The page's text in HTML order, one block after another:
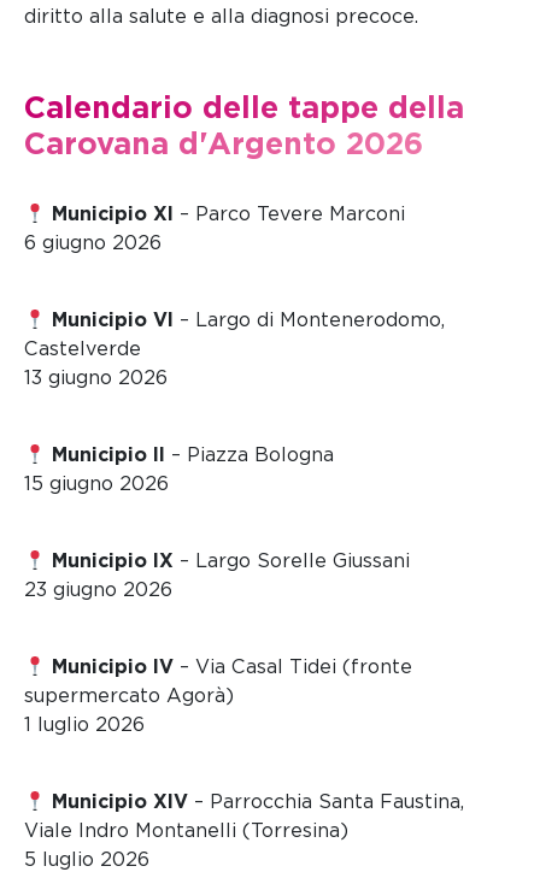
diritto alla salute e alla diagnosi precoce.
Calendario delle tappe della
Carovana d'Argento 2026
Municipio XI – Parco Tevere Marconi
6 giugno 2026
Municipio VI – Largo di Montenerodomo,
Castelverde
13 giugno 2026
Municipio II – Piazza Bologna
15 giugno 2026
Municipio IX – Largo Sorelle Giussani
23 giugno 2026
Municipio IV – Via Casal Tidei (fronte
supermercato Agorà)
1 luglio 2026
Municipio XIV – Parrocchia Santa Faustina,
Viale Indro Montanelli (Torresina)
5 luglio 2026